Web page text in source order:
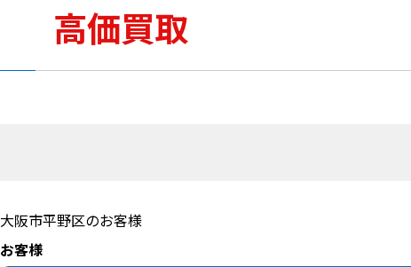
高価買取
大阪市平野区のお客様
お客様